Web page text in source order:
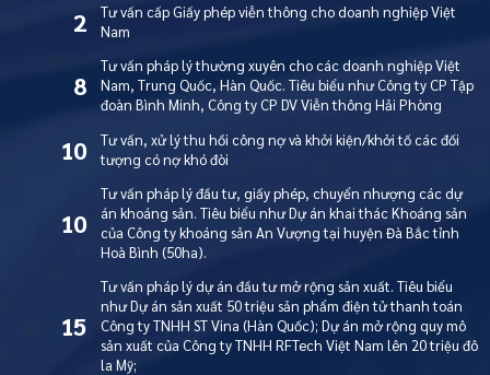
2
Tư vấn cấp Giấy phép viễn thông cho doanh nghiệp Việt
Nam
8
Tư vấn pháp lý thường xuyên cho các doanh nghiệp Việt
Nam, Trung Quốc, Hàn Quốc. Tiêu biểu như Công ty CP Tập
đoàn Bình Minh, Công ty CP DV Viễn thông Hải Phòng
10
Tư vấn, xử lý thu hồi công nợ và khởi kiện/khởi tố các đối
tượng có nợ khó đòi
10
Tư vấn pháp lý đầu tư, giấy phép, chuyển nhượng các dự
án khoáng sản. Tiêu biểu như Dự án khai thác Khoáng sản
của Công ty khoáng sản An Vượng tại huyện Đà Bắc tỉnh
Hoà Bình (50ha).
15
Tư vấn pháp lý dự án đầu tư mở rộng sản xuất. Tiêu biểu
như Dự án sản xuất 50 triệu sản phẩm điện tử thanh toán
Công ty TNHH ST Vina (Hàn Quốc); Dự án mở rộng quy mô
sản xuất của Công ty TNHH RFTech Việt Nam lên 20 triệu đô
la Mỹ;